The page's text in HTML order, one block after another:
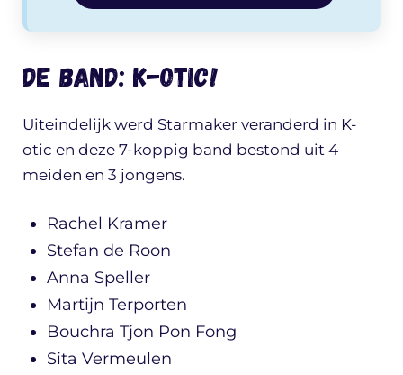
De band: K-otic!
Uiteindelijk werd Starmaker veranderd in K-
otic en deze 7-koppig band bestond uit 4
meiden en 3 jongens.
Rachel Kramer
Stefan de Roon
Anna Speller
Martijn Terporten
Bouchra Tjon Pon Fong
Sita Vermeulen